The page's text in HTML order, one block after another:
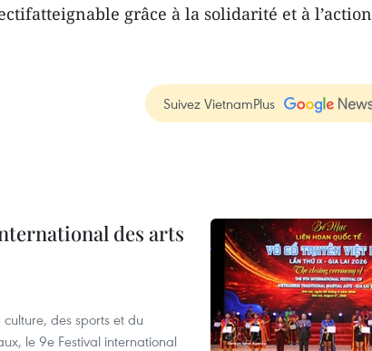
grâce à la solidarité et à l’action
Suivez VietnamPlus
des arts
des sports et du
le 9e Festival international